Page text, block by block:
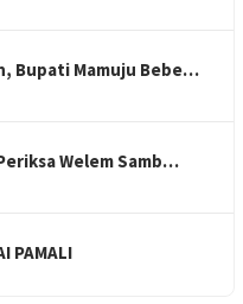
Bupati Mamuju Bebe…
Welem Samb…
PAMALI